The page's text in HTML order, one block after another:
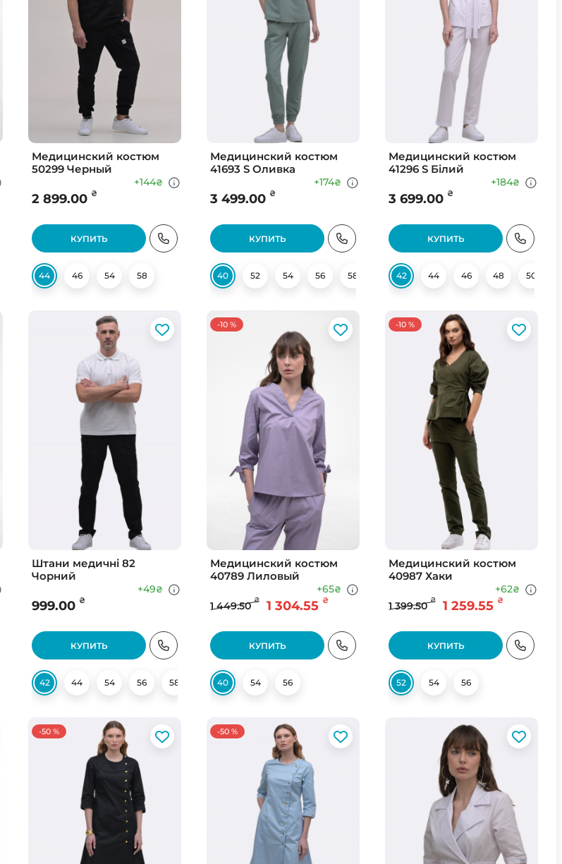
52 54
Медицинский костюм
50299 Черный
2 899.00 ₴
+144₴
КУПИТЬ
44 46 54 58
Медицинский костюм
41693 S Оливка
3 499.00 ₴
+174₴
КУПИТЬ
40 52 54 56 58 60
Медицинский костюм
41296 S Білий
3 699.00 ₴
+184₴
КУПИТЬ
42 44 46 48 50
Штани медичні 82
Чорний
999.00 ₴
+49₴
КУПИТЬ
42 44 54 56 58 62
-10 %
Медицинский костюм
40789 Лиловый
1 449.50 ₴ 1 304.55 ₴
+65₴
КУПИТЬ
40 54 56
-10 %
Медицинский костюм
40987 Хаки
1 399.50 ₴ 1 259.55 ₴
+62₴
КУПИТЬ
52 54 56
-50 % -50 %